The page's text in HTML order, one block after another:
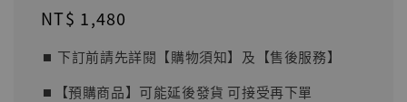
Regular
NT$ 1,480
⏹︎ 下訂前請先詳閱【購物須知】及【售後服務】
⏹︎【預購商品】可能延後發貨 可接受再下單